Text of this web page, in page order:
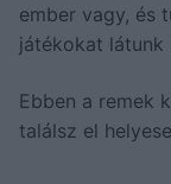
ember vagy, és
játékokat látunk
Ebben a remek
találsz el